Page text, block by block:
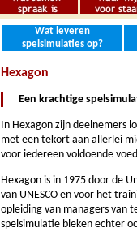
Wat leveren
spelsimulaties op?
Hexagon
Een krachtige
In Hexagon zijn deelnemers
met een tekort aan allerlei
voor iedereen voldoende
Hexagon is in 1975 door de
van UNESCO en voor het
opleiding van managers van
spelsimulatie bleken echter